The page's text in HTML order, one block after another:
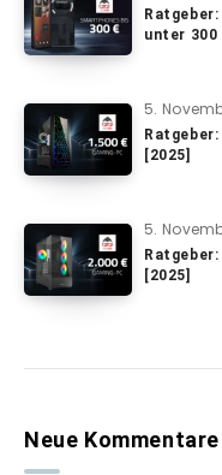
unter 300
5.
[2025]
5.
[2025]
Neue Kommentare